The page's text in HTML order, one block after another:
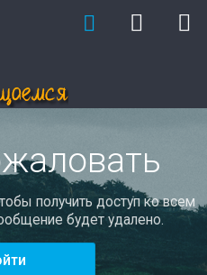
получить доступ ко всем
будет удалено.